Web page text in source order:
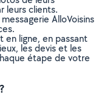
leurs clients.
AlloVoisins
ligne, en passant
les devis et les
étape de votre